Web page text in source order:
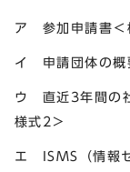
ア 参加申請書＜
イ 申請団体の概
ウ 直近3年間の
様式2＞
エ ISMS（情報